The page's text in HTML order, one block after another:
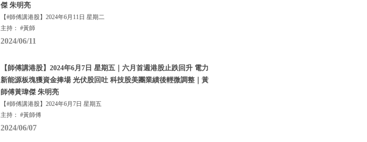
傑 朱明亮
【#師傅講港股】2024年6月11日 星期二
主持： #黃師
2024/06/11
【師傅講港股】2024年6月7日 星期五｜六月首週港股止跌回升 電力
新能源板塊獲資金捧場 光伏股回吐 科技股美團業績後輕微調整｜黃
師傅黃瑋傑 朱明亮
【#師傅講港股】2024年6月7日 星期五
主持： #黃師傅
2024/06/07